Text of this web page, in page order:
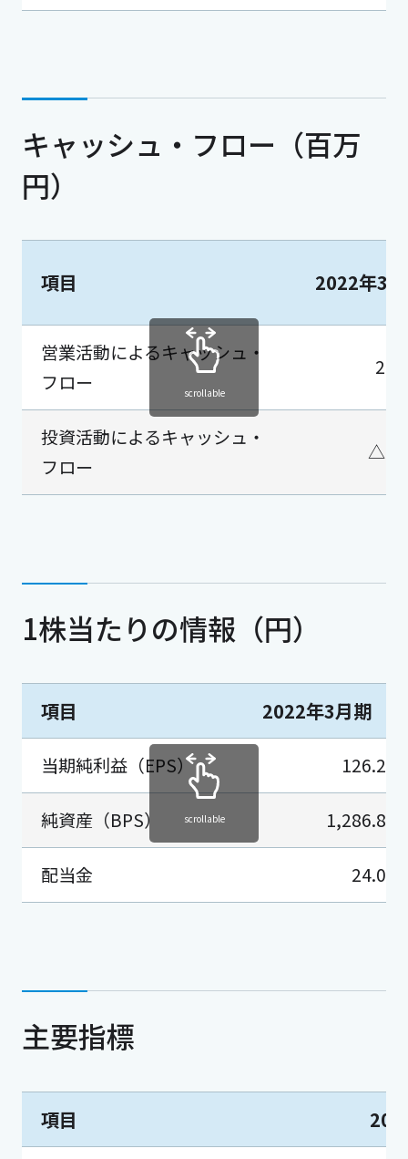
キャッシュ・フロー（百万
円）
項目 2022年3
営業活動によるキャッシュ・
フロー
投資活動によるキャッシュ・
フロー
scrollable
1株当たりの情報（円）
項目 2022年3月期
当期純利益（EPS） 126.22
純資産（BPS） 1,286.82
配当金 24.00
scrollable
主要指標
項目